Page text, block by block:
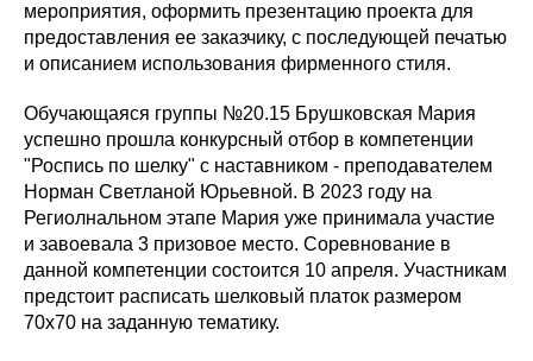
мероприятия, оформить презентацию проекта для
предоставления ее заказчику, с последующей печатью
и описанием использования фирменного стиля.
Обучающаяся группы №20.15 Брушковская Мария
успешно прошла конкурсный отбор в компетенции
"Роспись по шелку" с наставником - преподавателем
Норман Светланой Юрьевной. В 2023 году на
Региолнальном этапе Мария уже принимала участие
и завоевала 3 призовое место. Соревнование в
данной компетенции состоится 10 апреля. Участникам
предстоит расписать шелковый платок размером
70х70 на заданную тематику.